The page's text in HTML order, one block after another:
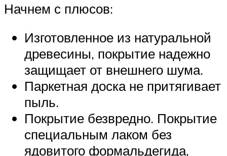
Начнем с плюсов:
Изготовленное из натуральной
древесины, покрытие надежно
защищает от внешнего шума.
Паркетная доска не притягивает
пыль.
Покрытие безвредно. Покрытие
специальным лаком без
ядовитого формальдегида,